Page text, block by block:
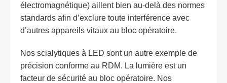
électromagnétique) aillent bien au-delà des normes
standards afin d’exclure toute interférence avec
d’autres appareils vitaux au bloc opératoire.
Nos scialytiques à LED sont un autre exemple de
précision conforme au RDM. La lumière est un
facteur de sécurité au bloc opératoire. Nos